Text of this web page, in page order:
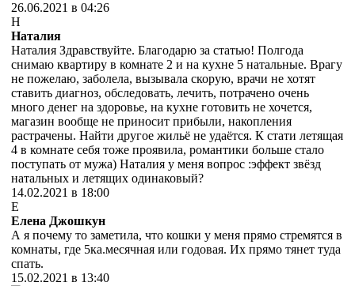
26.06.2021 в 04:26
Н
Наталия
Наталия Здравствуйте. Благодарю за статью! Полгода
снимаю квартиру в комнате 2 и на кухне 5 натальные. Врагу
не пожелаю, заболела, вызывала скорую, врачи не хотят
ставить диагноз, обследовать, лечить, потрачено очень
много денег на здоровье, на кухне готовить не хочется,
магазин вообще не приносит прибыли, накопления
растрачены. Найти другое жильё не удаётся. К стати летящая
4 в комнате себя тоже проявила, романтики больше стало
поступать от мужа) Наталия у меня вопрос :эффект звёзд
натальных и летящих одинаковый?
14.02.2021 в 18:00
Е
Елена Джошкун
А я почему то заметила, что кошки у меня прямо стремятся в
комнаты, где 5ка.месячная или годовая. Их прямо тянет туда
спать.
15.02.2021 в 13:40